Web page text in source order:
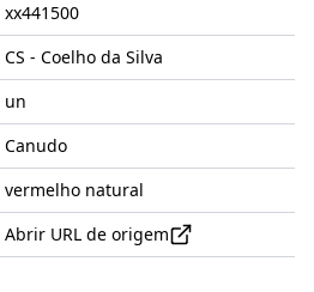
xx441500
CS - Coelho da Silva
un
Canudo
vermelho natural
Abrir URL de origem